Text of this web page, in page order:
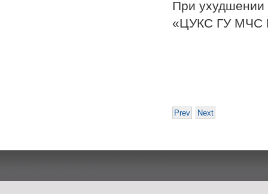
При ухудшении
«ЦУКС ГУ МЧС
Prev Next